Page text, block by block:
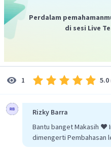
Perdalam
di sesi Live
1 5.0
Rizky Barra
Bantu banget Makasih ❤️
dimengerti Pembahasan